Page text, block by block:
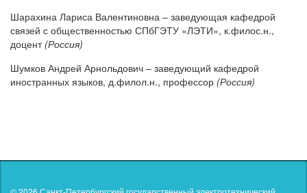
Шарахина Лариса Валентиновна – заведующая кафедрой
связей с общественностью СПбГЭТУ «ЛЭТИ», к.филос.н.,
доцент (Россия)
Шумков Андрей Арнольдович – заведующий кафедрой
иностранных языков, д.филол.н., профессор (Россия)